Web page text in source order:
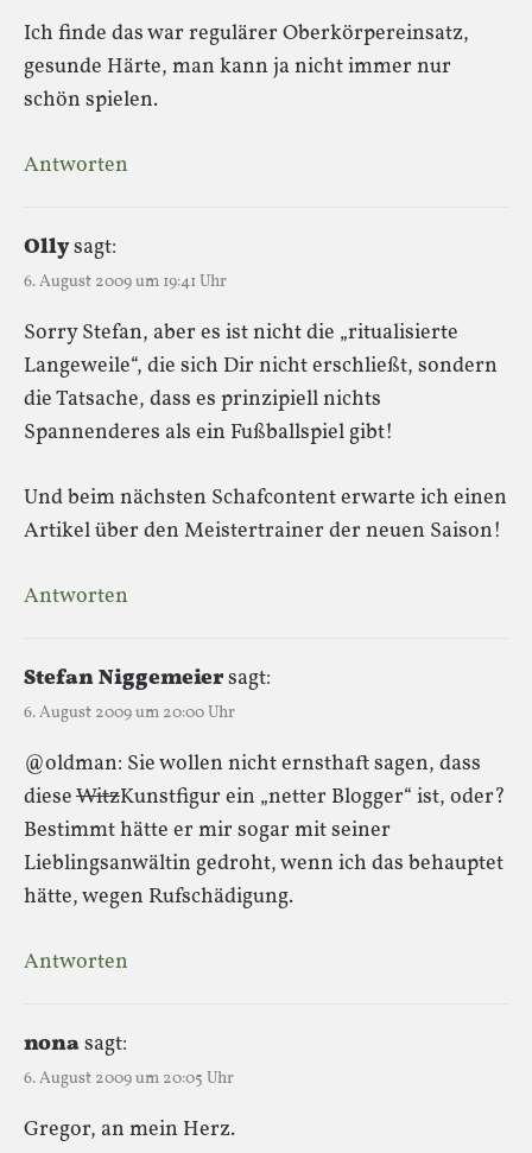
Ich finde das war regulärer Oberkörpereinsatz,
gesunde Härte, man kann ja nicht immer nur
schön spielen.
Antworten
Ollysagt:
6. August 2009 um 19:41 Uhr
Sorry Stefan, aber es ist nicht die „ritualisierte
Langeweile“, die sich Dir nicht erschließt, sondern
die Tatsache, dass es prinzipiell nichts
Spannenderes als ein Fußballspiel gibt!
Und beim nächsten Schafcontent erwarte ich einen
Artikel über den Meistertrainer der neuen Saison!
Antworten
Stefan Niggemeiersagt:
6. August 2009 um 20:00 Uhr
@oldman: Sie wollen nicht ernsthaft sagen, dass
dieseWitzKunstfigur ein „netter Blogger“ ist, oder?
Bestimmt hätte er mir sogar mit seiner
Lieblingsanwältin gedroht, wenn ich das behauptet
hätte, wegen Rufschädigung.
Antworten
nonasagt:
6. August 2009 um 20:05 Uhr
Gregor, an mein Herz.